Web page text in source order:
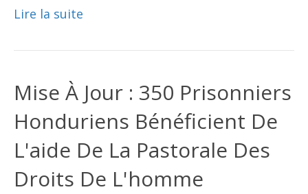
Lire la suite
Mise À Jour : 350 Prisonniers
Honduriens Bénéficient De
L'aide De La Pastorale Des
Droits De L'homme